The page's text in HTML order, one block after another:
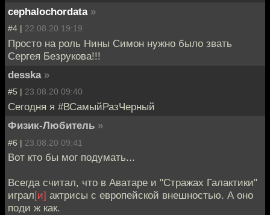
cephalochordata »
#4 | 22.08.20 19:19
Просто на роль Нины Симон нужно было звать
Сергея Безрукова!!!
desska »
#5 | 23.08.20 09:40
Сегодня я #ВСамыйРазЧерный
Физик-Любитель »
#6 | 23.08.20 09:41
Вот кто бы мог подумать...
Всегда считал, что в Аватаре и "Стражах Галактики"
играл[и] актрисы с европейской внешностью. А оно
поди ж как.